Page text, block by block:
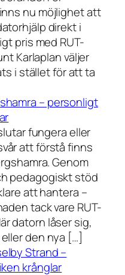
nu möjlighet att
direkt i
pris med RUT-
Karlaplan väljer
i stället för att ta
– personligt
fungera eller
att förstå finns
Genom
pedagogiskt stöd
att hantera –
tack vare RUT-
datorn låser sig,
den nya […]
Strand –
krånglar